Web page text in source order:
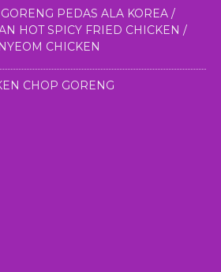
PEDAS ALA KOREA /
HOT SPICY FRIED CHICKEN /
CHICKEN
CHOP GORENG